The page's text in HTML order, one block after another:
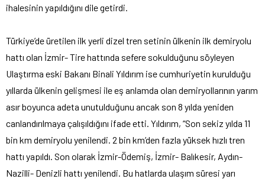
ihalesinin yapıldığını dile getirdi.
Türkiye’de üretilen ilk yerli dizel tren setinin ülkenin ilk demiryolu
hattı olan İzmir- Tire hattında sefere sokulduğunu söyleyen
Ulaştırma eski Bakanı Binali Yıldırım ise cumhuriyetin kurulduğu
yıllarda ülkenin gelişmesi ile eş anlamda olan demiryollarının yarım
asır boyunca adeta unutulduğunu ancak son 8 yılda yeniden
canlandırılmaya çalışıldığını ifade etti. Yıldırım, “Son sekiz yılda 11
bin km demiryolu yenilendi. 2 bin km’den fazla yüksek hızlı tren
hattı yapıldı. Son olarak İzmir-Ödemiş, İzmir- Balıkesir, Aydın-
Nazilli- Denizli hattı yenilendi. Bu hatlarda ulaşım süresi yarı